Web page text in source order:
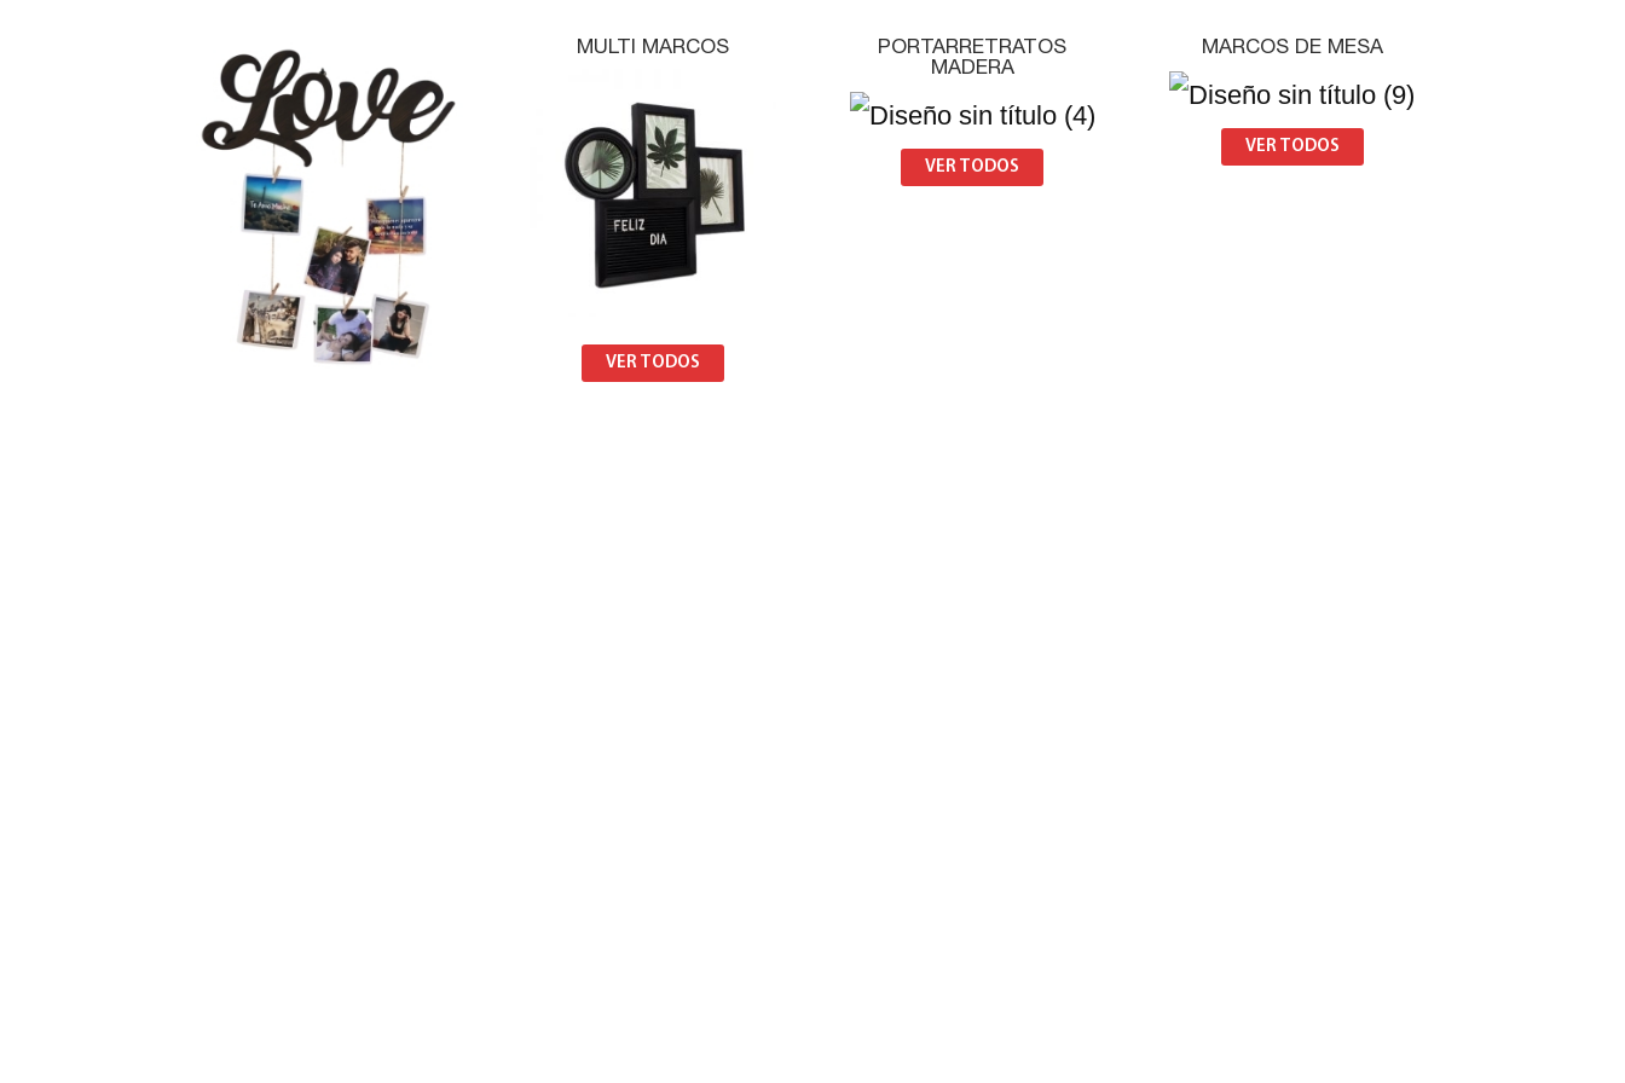
MULTI MARCOS
VER TODOS
PORTARRETRATOS
MADERA
VER TODOS
MARCOS DE MESA
VER TODOS